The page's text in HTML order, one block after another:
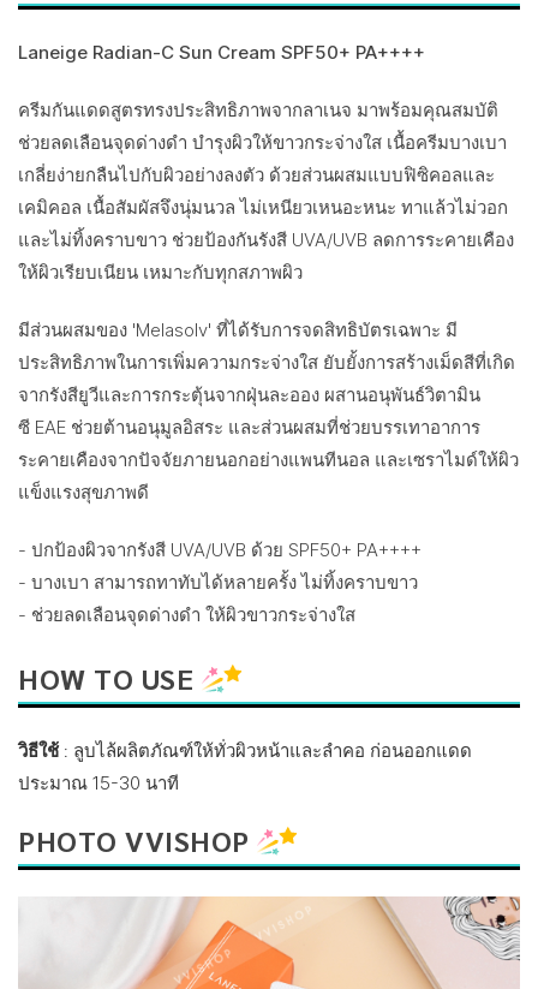
Laneige Radian-C Sun Cream SPF50+ PA++++
ครีมกันแดดสูตรทรงประสิทธิภาพจากลาเนจ มาพร้อมคุณสมบัติ
ช่วยลดเลือนจุดด่างดำ บำรุงผิวให้ขาวกระจ่างใส เนื้อครีมบางเบา
เกลี่ยง่ายกลืนไปกับผิวอย่างลงตัว ด้วยส่วนผสมแบบฟิซิคอลและ
เคมิคอล เนื้อสัมผัสจึงนุ่มนวล ไม่เหนียวเหนอะหนะ ทาแล้วไม่วอก
และไม่ทิ้งคราบขาว ช่วยป้องกันรังสี UVA/UVB ลดการระคายเคือง
ให้ผิวเรียบเนียน เหมาะกับทุกสภาพผิว
มีส่วนผสมของ 'Melasolv' ที่ได้รับการจดสิทธิบัตรเฉพาะ มี
ประสิทธิภาพในการเพิ่มความกระจ่างใส ยับยั้งการสร้างเม็ดสีที่เกิด
จากรังสียูวีและการกระตุ้นจากฝุ่นละออง ผสานอนุพันธ์วิตามิน
ซี EAE ช่วยต้านอนุมูลอิสระ และส่วนผสมที่ช่วยบรรเทาอาการ
ระคายเคืองจากปัจจัยภายนอกอย่างแพนทีนอล และเซราไมด์ให้ผิว
แข็งแรงสุขภาพดี
- ปกป้องผิวจากรังสี UVA/UVB ด้วย SPF50+ PA++++
- บางเบา สามารถทาทับได้หลายครั้ง ไม่ทิ้งคราบขาว
- ช่วยลดเลือนจุดด่างดำ ให้ผิวขาวกระจ่างใส
HOW TO USE
วิธีใช้: ลูบไล้ผลิตภัณฑ์ให้ทั่วผิวหน้าและลำคอ ก่อนออกแดด
ประมาณ 15-30 นาที
PHOTO VVISHOP